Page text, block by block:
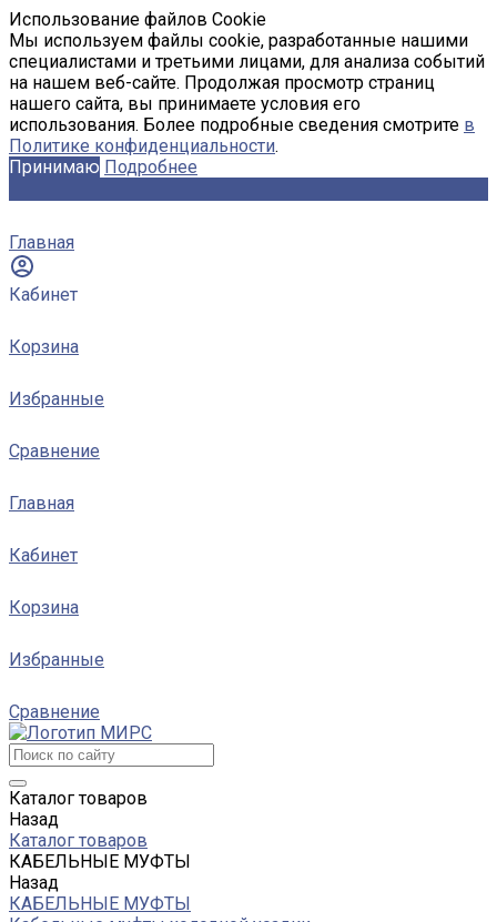
Использование файлов Cookie
Мы используем файлы cookie, разработанные нашими
специалистами и третьими лицами, для анализа событий
на нашем веб-сайте. Продолжая просмотр страниц
нашего сайта, вы принимаете условия его
использования. Более подробные сведения смотрите в
Политике конфиденциальности.
Принимаю Подробнее
Главная
Кабинет
Корзина
Избранные
Сравнение
Главная
Кабинет
Корзина
Избранные
Сравнение
Каталог товаров
Назад
Каталог товаров
КАБЕЛЬНЫЕ МУФТЫ
Назад
КАБЕЛЬНЫЕ МУФТЫ